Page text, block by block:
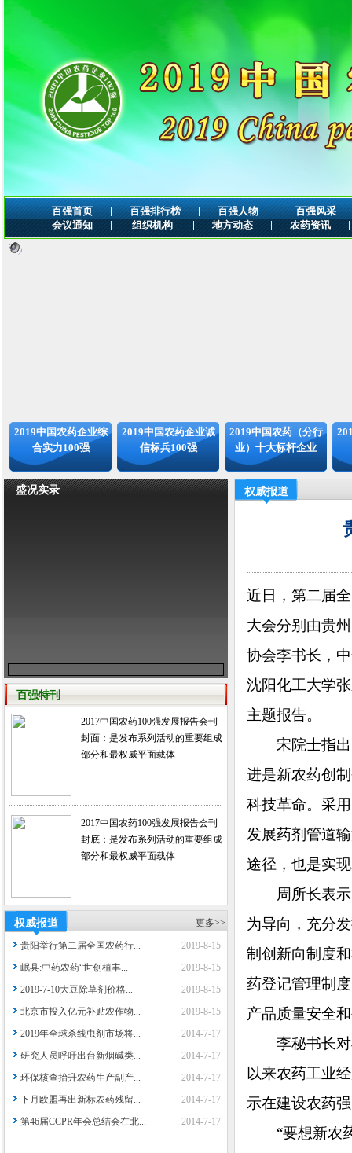
百强首页 | 百强排行榜 | 百强人物 |
百强风采
会议通知
| 组织机构 | 地方动态 | 农药资讯 |
2019中国农药企业综
合实力100强
2019中国农药企业诚
信标兵100强
2019中国农药（分行
业）十大标杆企业
盛况实录
百强特刊
2017中国农药100强发展报告会刊
封面：是发布系列活动的重要组成
部分和最权威平面载体
2017中国农药100强发展报告会刊
封底：是发布系列活动的重要组成
部分和最权威平面载体
权威报道 更多>>
贵阳举行第二届全国农药行...
2019-8-15
岷县:中药农药“世创植丰...
2019-8-15
2019-7-10大豆除草剂价格...
2019-8-15
北京市投入亿元补贴农作物...
2019-8-15
2019年全球杀线虫剂市场将...
2014-7-17
研究人员呼吁出台新烟碱类...
2014-7-17
环保核查抬升农药生产副产...
2014-7-17
下月欧盟再出新标农药残留...
2014-7-17
第46届CCPR年会总结会在北...
2014-7-17
权威报道
近日，第二届
大会分别由贵
协会李书长，
沈阳化工大学
主题报告。
宋院士指出
进是新农药创
科技革命。采
发展药剂管道
途径，也是实
周所长表示
为导向，充分
制创新向制度
药登记管理制
产品质量安全
李秘书长对
以来农药工业
示在建设农药
“要想新农药